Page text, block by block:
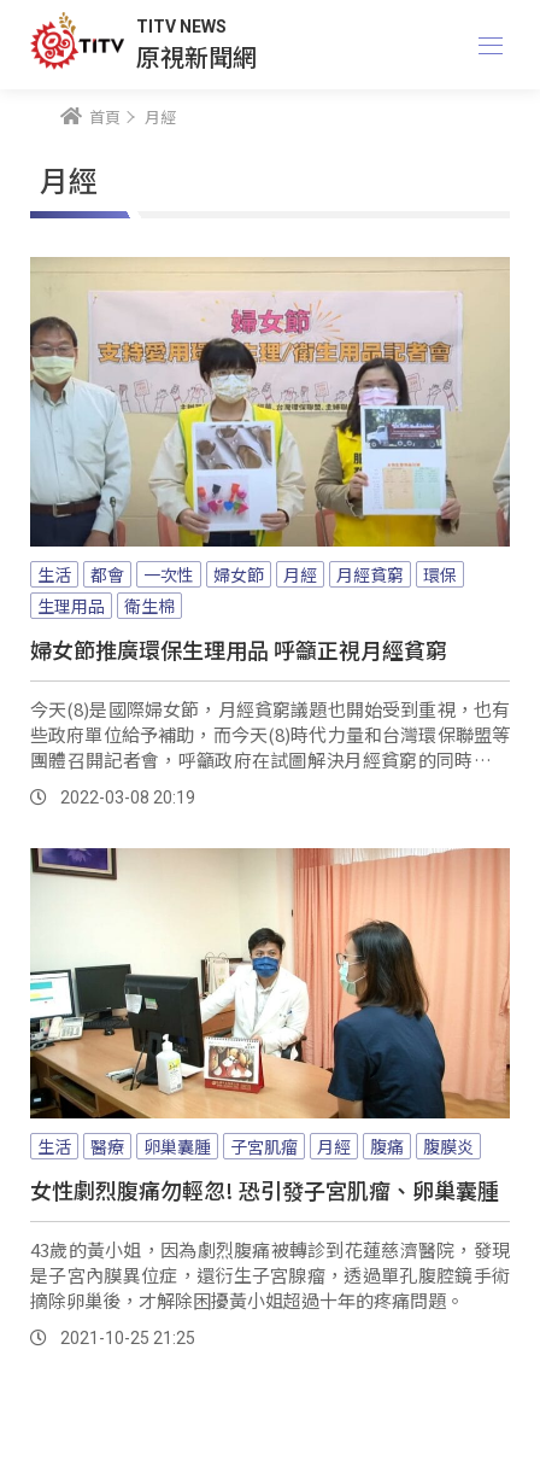
TITV NEWS
原視新聞網
首頁 月經
月經
生活 都會 一次性 婦女節 月經 月經貧窮
環保
生理用品
衛生棉
婦女節推廣環保生理用品 呼籲正視月經貧窮
今天(8)是國際婦女節，月經貧窮議題也開始受到重視，也有
些政府單位給予補助，而今天(8)時代力量和台灣環保聯盟等
團體召開記者會，呼籲政府在試圖解決月經貧窮的同時，更
要有足夠的獎勵和配套措施，推廣可重複...。
2022-03-08 20:19
生活 醫療 卵巢囊腫 子宮肌瘤 月經 腹痛 腹膜炎
女性劇烈腹痛勿輕忽! 恐引發子宮肌瘤、卵巢囊腫
43歲的黃小姐，因為劇烈腹痛被轉診到花蓮慈濟醫院，發現
是子宮內膜異位症，還衍生子宮腺瘤，透過單孔腹腔鏡手術
摘除卵巢後，才解除困擾黃小姐超過十年的疼痛問題。
2021-10-25 21:25